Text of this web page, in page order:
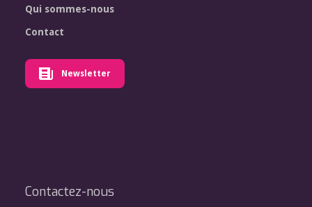
Qui sommes-nous
Contact
Newsletter
Contactez-nous